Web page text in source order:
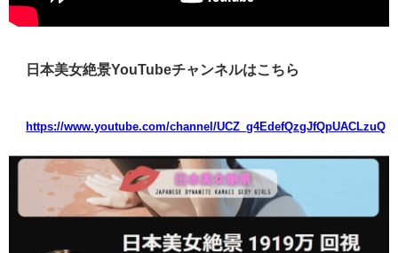
日本美女絶景YouTubeチャンネルはこちら
https://www.youtube.com/channel/UCZ_g4EdefQzgJfQpUACLzuQ